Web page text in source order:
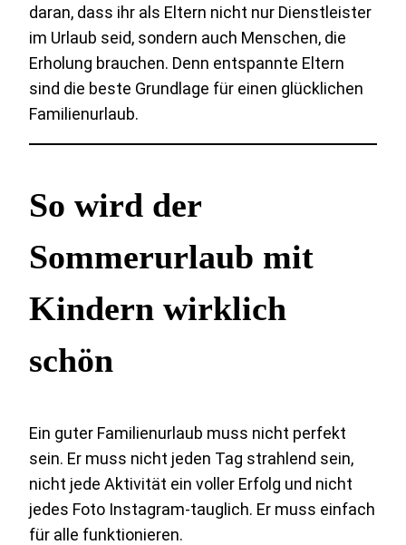
daran, dass ihr als Eltern nicht nur Dienstleister
im Urlaub seid, sondern auch Menschen, die
Erholung brauchen. Denn entspannte Eltern
sind die beste Grundlage für einen glücklichen
Familienurlaub.
So wird der
Sommerurlaub mit
Kindern wirklich
schön
Ein guter Familienurlaub muss nicht perfekt
sein. Er muss nicht jeden Tag strahlend sein,
nicht jede Aktivität ein voller Erfolg und nicht
jedes Foto Instagram-tauglich. Er muss einfach
für alle funktionieren.